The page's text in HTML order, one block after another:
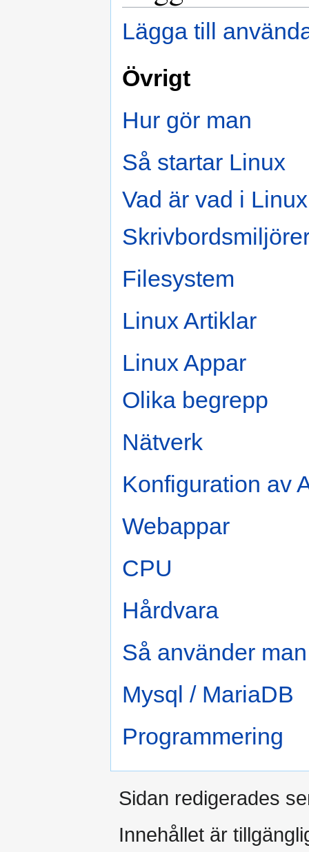
Lägga till
Övrigt
Hur gör man
Så startar Linux
Vad är vad i
Filesystem
Linux Artiklar
Linux Appar
Olika begrepp
Nätverk
Konfiguration av
Webappar
CPU
Hårdvara
Så använder
Mysql / MariaDB
Programmering
Sidan redigerades
Innehållet är